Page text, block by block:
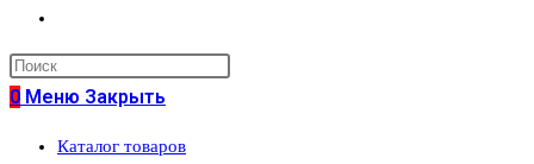
поиск
по
сайту
0 Меню Закрыть
Каталог товаров